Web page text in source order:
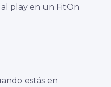
play en un FitOn
estás en